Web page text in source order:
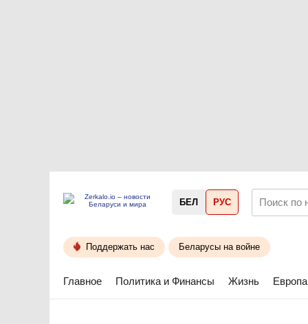
БЕЛ РУС
Поддержать нас Беларусы на войне
Главное Политика и Финансы Жизнь Европа